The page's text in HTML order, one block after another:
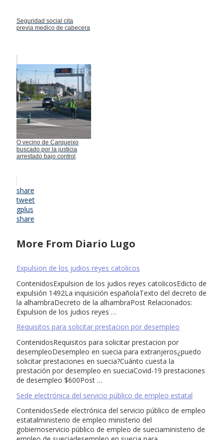
Seguridad social cita
previa medico de cabecera
O vecino de Carqueixo
buscado por la justicia
arrestado bajo control
share
tweet
gplus
share
More From Diario Lugo
Expulsion de los judios reyes catolicos
ContenidosExpulsion de los judios reyes catolicosEdicto de
expulsión 1492La inquisición españolaTexto del decreto de
la alhambraDecreto de la alhambraPost Relacionados:
Expulsion de los judios reyes …
Requisitos para solicitar prestacion por desempleo
ContenidosRequisitos para solicitar prestacion por
desempleoDesempleo en suecia para extranjeros¿puedo
solicitar prestaciones en suecia?Cuánto cuesta la
prestación por desempleo en sueciaCovid-19 prestaciones
de desempleo $600Post …
Sede electrónica del servicio público de empleo estatal
ContenidosSede electrónica del servicio público de empleo
estatalministerio de empleo ministerio del
gobiernoservicio público de empleo de sueciaministerio de